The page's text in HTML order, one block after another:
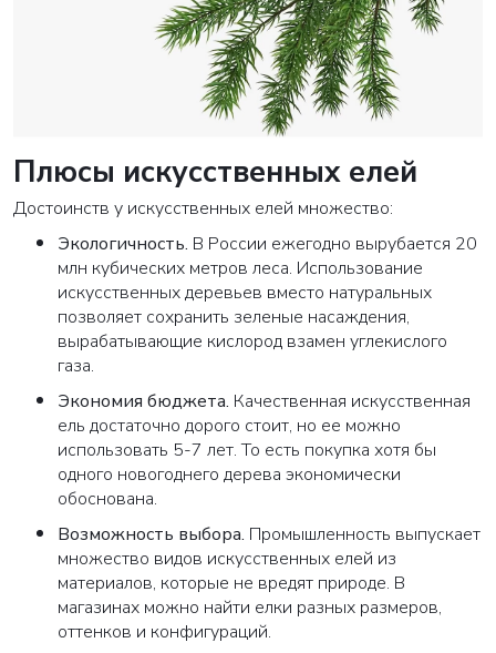
Плюсы искусственных елей
Достоинств у искусственных елей множество:
Экологичность. В России ежегодно вырубается 20
млн кубических метров леса. Использование
искусственных деревьев вместо натуральных
позволяет сохранить зеленые насаждения,
вырабатывающие кислород взамен углекислого
газа.
Экономия бюджета. Качественная искусственная
ель достаточно дорого стоит, но ее можно
использовать 5-7 лет. То есть покупка хотя бы
одного новогоднего дерева экономически
обоснована.
Возможность выбора. Промышленность выпускает
множество видов искусственных елей из
материалов, которые не вредят природе. В
магазинах можно найти елки разных размеров,
оттенков и конфигураций.